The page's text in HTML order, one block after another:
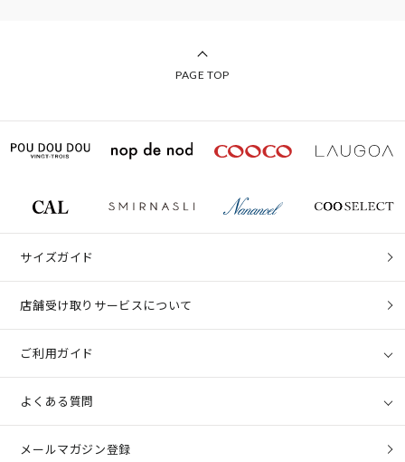
PAGE TOP
サイズガイド
店舗受け取りサービスについて
ご利用ガイド
よくある質問
メールマガジン登録